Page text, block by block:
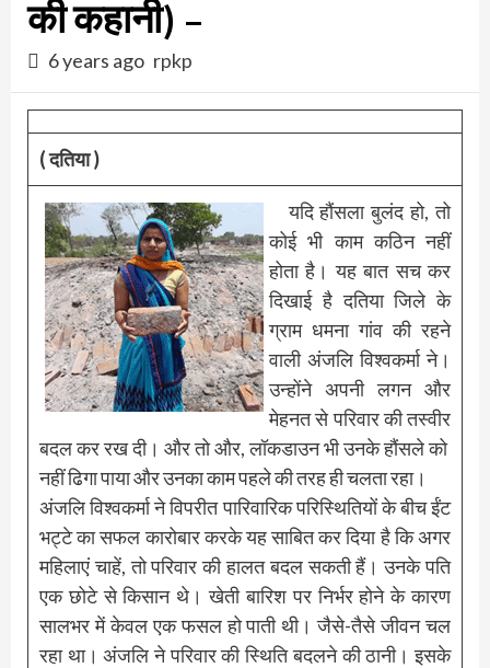
की कहानी) –
6 years ago rpkp
( दतिया )
यदि हौंसला बुलंद हो, तो
कोई भी काम कठिन नहीं
होता है। यह बात सच कर
दिखाई है दतिया जिले के
ग्राम धमना गांव की रहने
वाली अंजलि विश्वकर्मा ने।
उन्होंने अपनी लगन और
मेहनत से परिवार की तस्वीर
बदल कर रख दी। और तो और, लॉकडाउन भी उनके हौंसले को
नहीं ढिगा पाया और उनका काम पहले की तरह ही चलता रहा।
अंजलि विश्वकर्मा ने विपरीत पारिवारिक परिस्थितियों के बीच ईंट
भट्टे का सफल कारोबार करके यह साबित कर दिया है कि अगर
महिलाएं चाहें, तो परिवार की हालत बदल सकती हैं। उनके पति
एक छोटे से किसान थे। खेती बारिश पर निर्भर होने के कारण
सालभर में केवल एक फसल हो पाती थी। जैसे-तैसे जीवन चल
रहा था। अंजलि ने परिवार की स्थिति बदलने की ठानी। इसके